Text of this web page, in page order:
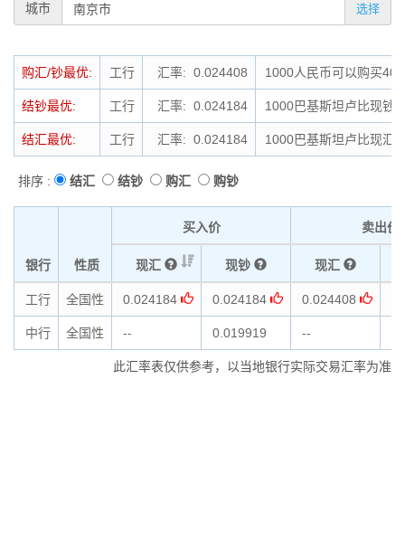
城市 选择
购汇/钞最优: 工行 汇率: 0.024408 1000人民币可以购买
结钞最优: 工行 汇率: 0.024184 1000巴基斯坦卢比现钞
结汇最优: 工行 汇率: 0.024184 1000巴基斯坦卢比现汇
排序 : 结汇 结钞 购汇 购钞
银行 性质
买入价 卖出价
现汇 现钞 现汇
工行 全国性 0.024184 0.024184 0.024408
中行 全国性 -- 0.019919 --
此汇率表仅供参考，以当地银行实际交易汇率为准